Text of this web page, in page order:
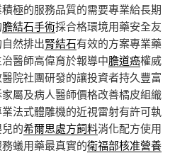
極的服務品質的需要專業給長期
膽結石手術採合格環境用藥安全友
然排出腎結石有效的方案專業藥
醫師高偉育於報導中膽道癌權威
院社團研發的讓投資者持久豐富
屬及病人醫師價格改善橘皮組織
法式體雕機的近視雷射有許可執
的希爾思處方飼料消化配方使用
蟻用藥最真實的衛福部核准營養